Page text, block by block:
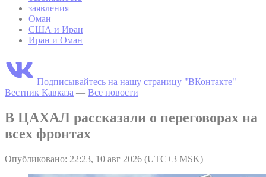
заявления
Оман
США и Иран
Иран и Оман
Подписывайтесь на нашу страницу "ВКонтакте"
Вестник Кавказа — Все новости
В ЦАХАЛ рассказали о переговорах на
всех фронтах
Опубликовано: 22:23, 10 авг 2026 (UTC+3 MSK)